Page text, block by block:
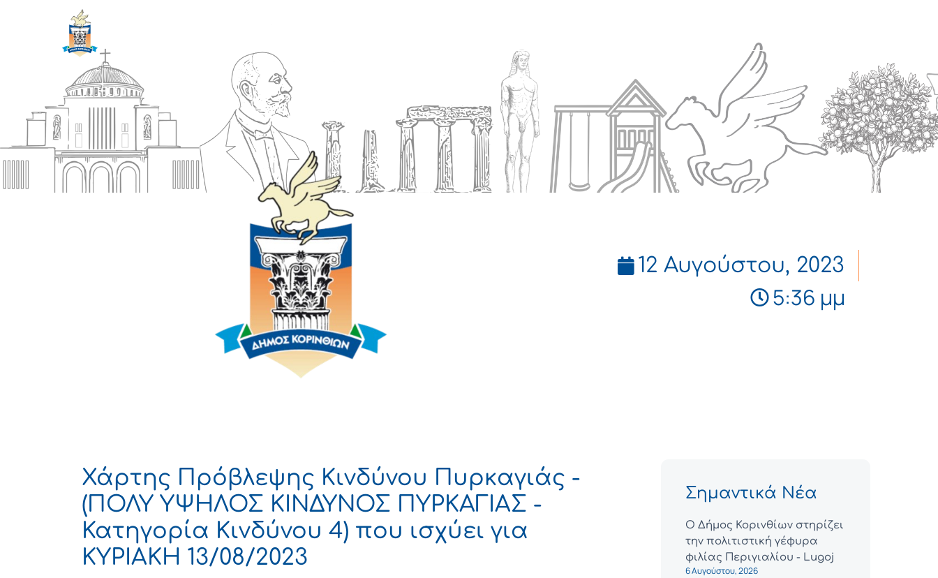
12 Αυγούστου, 2023
5:36 μμ
Χάρτης Πρόβλεψης Κινδύνου Πυρκαγιάς -
(ΠΟΛΥ ΥΨΗΛΟΣ ΚΙΝΔΥΝΟΣ ΠΥΡΚΑΓΙΑΣ -
Κατηγορία Κινδύνου 4) που ισχύει για
ΚΥΡΙΑΚΗ 13/08/2023
Σημαντικά Νέα
Ο Δήμος Κορινθίων στηρίζει
την πολιτιστική γέφυρα
φιλίας Περιγιαλίου - Lugoj
6 Αυγούστου, 2026